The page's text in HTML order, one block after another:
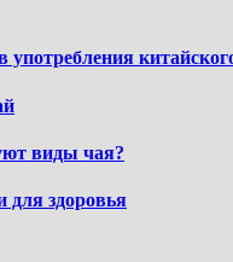
употребления
виды чая?
для здоровья